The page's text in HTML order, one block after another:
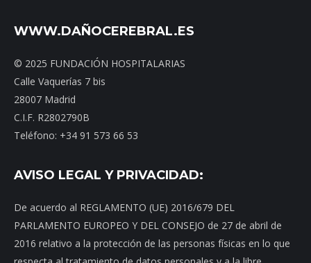
WWW.DAÑOCEREBRAL.ES
© 2025 FUNDACIÓN HOSPITALARIAS
Calle Vaquerías 7 bis
28007 Madrid
C.I.F. R2802790B
Teléfono: +34 91 573 66 53
AVISO LEGAL Y PRIVACIDAD:
De acuerdo al REGLAMENTO (UE) 2016/679 DEL
PARLAMENTO EUROPEO Y DEL CONSEJO de 27 de abril de
2016 relativo a la protección de las personas físicas en lo que